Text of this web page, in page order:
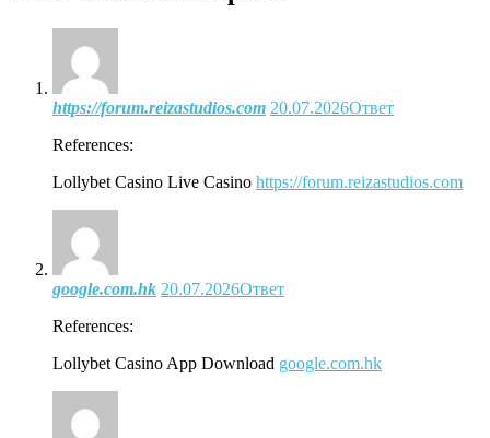
https://forum.reizastudios.com 20.07.2026Ответ
References:
Lollybet Casino Live Casino https://forum.reizastudios.com
google.com.hk 20.07.2026Ответ
References:
Lollybet Casino App Download google.com.hk